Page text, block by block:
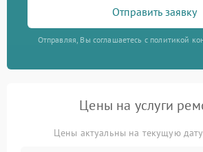
Отправить заявку
Отправляя, Вы соглашаетесь с политикой
Цены на услуги
Цены актуальны на текущую